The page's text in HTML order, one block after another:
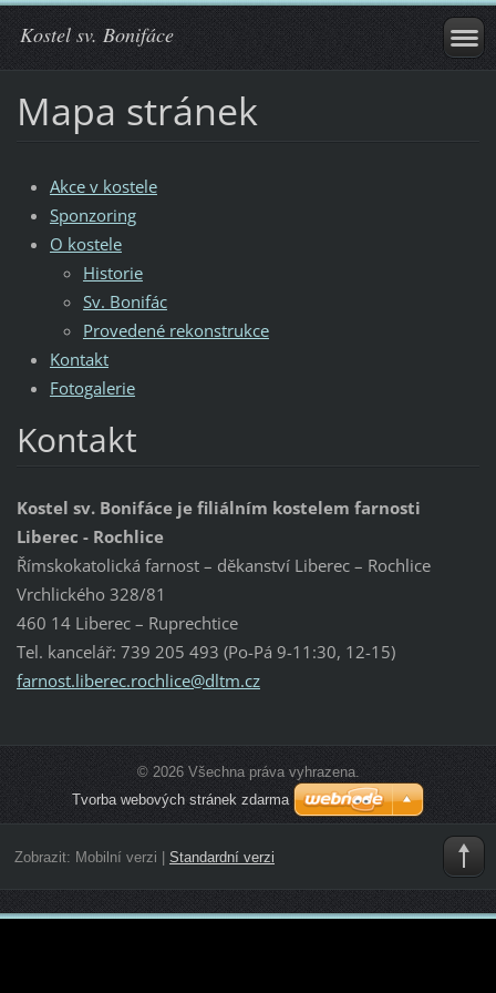
Kostel sv. Bonifáce
Mapa stránek
Akce v kostele
Sponzoring
O kostele
Historie
Sv. Bonifác
Provedené rekonstrukce
Kontakt
Fotogalerie
Kontakt
Kostel sv. Bonifáce je filiálním kostelem farnosti
Liberec - Rochlice
Římskokatolická farnost – děkanství Liberec – Rochlice
Vrchlického 328/81
460 14 Liberec – Ruprechtice
Tel. kancelář: 739 205 493 (Po-Pá 9-11:30, 12-15)
farnost.liberec.rochlice@dltm.cz
© 2026 Všechna práva vyhrazena.
Tvorba webových stránek zdarma
Zobrazit: Mobilní verzi Standardní verzi